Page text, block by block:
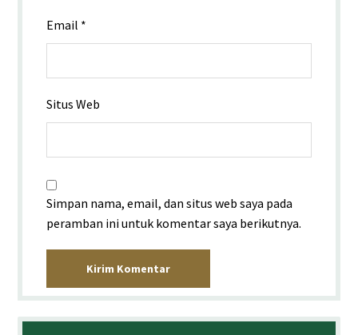
Email *
Situs Web
Simpan nama, email, dan situs web saya pada
peramban ini untuk komentar saya berikutnya.
Kirim Komentar